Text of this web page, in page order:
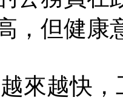
，但健康
越快，